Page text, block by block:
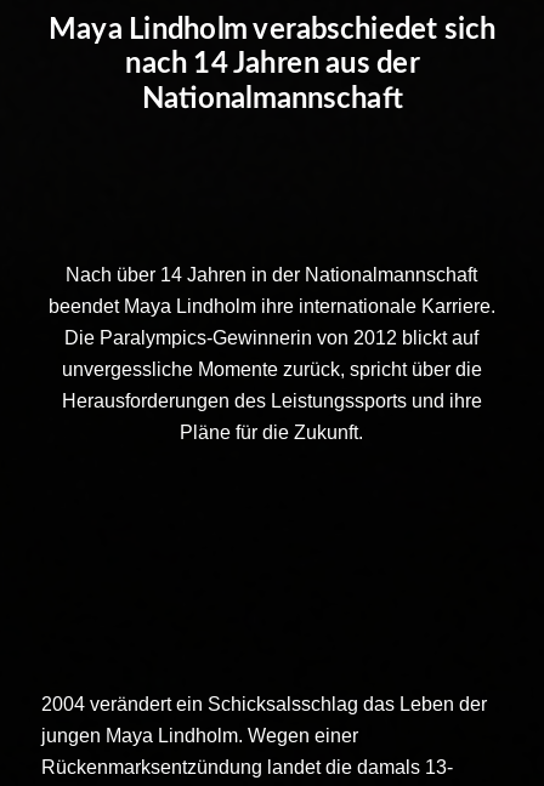
Maya Lindholm verabschiedet sich
nach 14 Jahren aus der
Nationalmannschaft
Nach über 14 Jahren in der Nationalmannschaft
beendet Maya Lindholm ihre internationale Karriere.
Die Paralympics-Gewinnerin von 2012 blickt auf
unvergessliche Momente zurück, spricht über die
Herausforderungen des Leistungssports und ihre
Pläne für die Zukunft.
2004 verändert ein Schicksalsschlag das Leben der
jungen Maya Lindholm. Wegen einer
Rückenmarksentzündung landet die damals 13-